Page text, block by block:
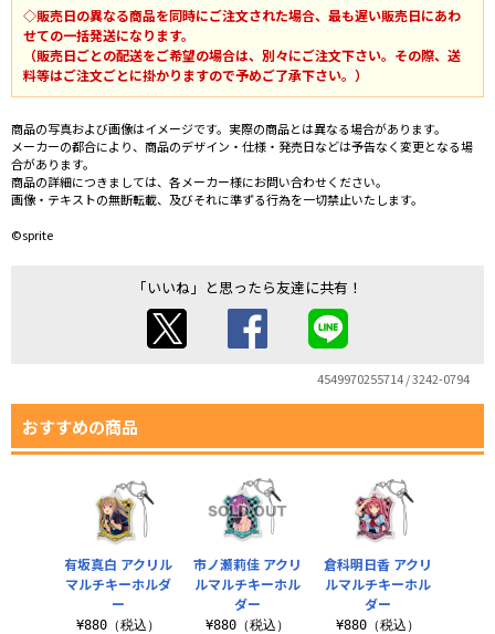
◇販売日の異なる商品を同時にご注文された場合、最も遅い販売日にあわ
せての一括発送になります。
（販売日ごとの配送をご希望の場合は、別々にご注文下さい。その際、送
料等はご注文ごとに掛かりますので予めご了承下さい。）
商品の写真および画像はイメージです。実際の商品とは異なる場合があります。
メーカーの都合により、商品のデザイン・仕様・発売日などは予告なく変更となる場
合があります。
商品の詳細につきましては、各メーカー様にお問い合わせください。
画像・テキストの無断転載、及びそれに準ずる行為を一切禁止いたします。
©sprite
「いいね」と思ったら友達に共有！
4549970255714 / 3242-0794
おすすめの商品
市ノ瀬莉佳 アクリ
ルマルチキーホル
ダー
¥880（税込）
倉科明日香 アクリ
ルマルチキーホル
ダー
¥880（税込）
有坂真白 アクリル
マルチキーホルダ
ー
¥880（税込）